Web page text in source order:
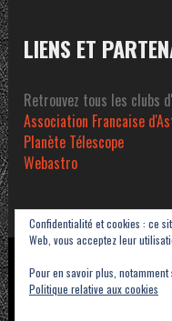
LIENS ET
Retrouvez tous les clubs
Association Francaise
Planète Télescope
Webastro
Copyright © 2023-2026
Confidentialité et cookies : ce
Web, vous acceptez leur
Pour en savoir plus,
Politique relative aux cookies